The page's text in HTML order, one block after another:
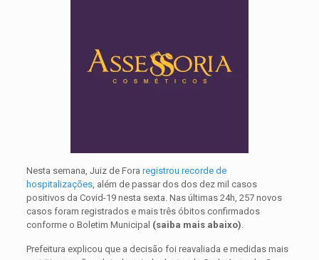
Nesta semana, Juiz de Fora registrou recorde de
hospitalizações, além de passar dos dos dez mil casos
positivos da Covid-19 nesta sexta. Nas últimas 24h, 257 novos
casos foram registrados e mais três óbitos confirmados
conforme o Boletim Municipal (saiba mais abaixo)
Prefeitura explicou que a decisão foi reavaliada e medidas mais